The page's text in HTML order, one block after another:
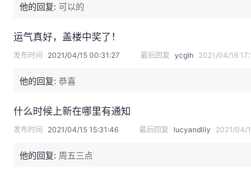
他的回复: 可以的
运气真好，盖楼中奖了！
发布时间 2021/04/15 00:31:27 最后回复 ycglh 2021/04/16
他的回复: 恭喜
什么时候上新在哪里有通知
发布时间 2021/04/15 15:31:46 最后回复 lucyandlily 2021/04/
他的回复: 周五三点